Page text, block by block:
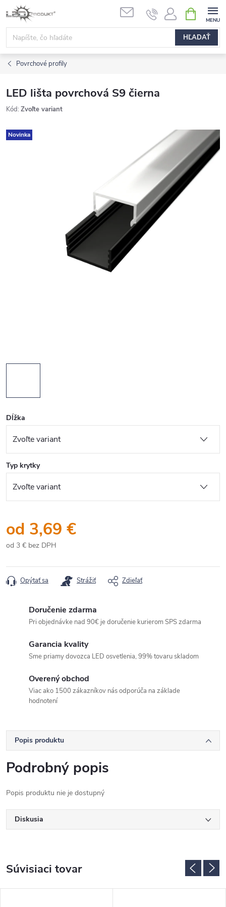
Prejsť
na
obsah
HĽADAŤ
KOŠÍK
Povrchové profily
LED lišta povrchová S9 čierna
Kód: Zvoľte variant
Novinka
Dĺžka
Typ krytky
od 3,69 €
od 3 € bez DPH
Opýtať sa Strážiť Zdieľať
Doručenie zdarma
Pri objednávke nad 90€ je doručenie kurierom SPS zdarma
Garancia kvality
Sme priamy dovozca LED osvetlenia, 99% tovaru skladom
Overený obchod
Viac ako 1500 zákazníkov nás odporúča na základe
hodnotení
Popis produktu
Podrobný popis
Popis produktu nie je dostupný
Diskusia
Súvisiaci tovar